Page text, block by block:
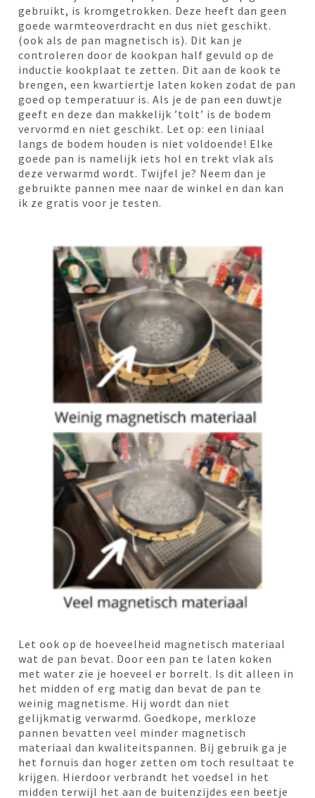
gebruikt, is kromgetrokken. Deze heeft dan geen
goede warmteoverdracht en dus niet geschikt.
(ook als de pan magnetisch is). Dit kan je
controleren door de kookpan half gevuld op de
inductie kookplaat te zetten. Dit aan de kook te
brengen, een kwartiertje laten koken zodat de pan
goed op temperatuur is. Als je de pan een duwtje
geeft en deze dan makkelijk ’tolt’ is de bodem
vervormd en niet geschikt. Let op: een liniaal
langs de bodem houden is niet voldoende! Elke
goede pan is namelijk iets hol en trekt vlak als
deze verwarmd wordt. Twijfel je? Neem dan je
gebruikte pannen mee naar de winkel en dan kan
ik ze gratis voor je testen.
Let ook op de hoeveelheid magnetisch materiaal
wat de pan bevat. Door een pan te laten koken
met water zie je hoeveel er borrelt. Is dit alleen in
het midden of erg matig dan bevat de pan te
weinig magnetisme. Hij wordt dan niet
gelijkmatig verwarmd. Goedkope, merkloze
pannen bevatten veel minder magnetisch
materiaal dan kwaliteitspannen. Bij gebruik ga je
het fornuis dan hoger zetten om toch resultaat te
krijgen. Hierdoor verbrandt het voedsel in het
midden terwijl het aan de buitenzijdes een beetje